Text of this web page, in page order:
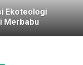
Ekoteologi
Merbabu